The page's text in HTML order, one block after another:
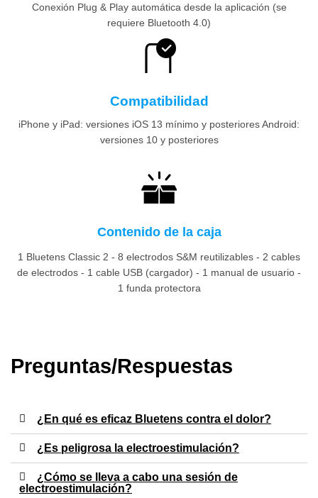
Contenido de la caja
1 Bluetens Classic 2 - 8 electrodos S&M reutilizables - 2 cables
de electrodos - 1 cable USB (cargador) - 1 manual de usuario -
1 funda protectora
Compatibilidad
iPhone y iPad: versiones iOS 13 mínimo y posteriores Android:
versiones 10 y posteriores
Conexión Plug & Play automática desde la aplicación (se
requiere Bluetooth 4.0)
Preguntas/Respuestas
¿En qué es eficaz Bluetens contra el dolor?
¿Es peligrosa la electroestimulación?
¿Cómo se lleva a cabo una sesión de
electroestimulación?